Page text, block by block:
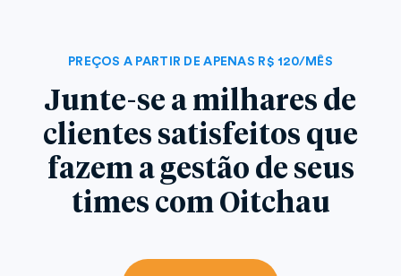
PREÇOS A PARTIR DE APENAS R$ 120/MÊS
Junte-se a milhares de
clientes satisfeitos que
fazem a gestão de seus
times com Oitchau